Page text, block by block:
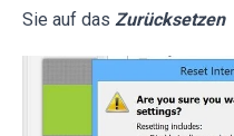
Sie auf das Zurücksetzen